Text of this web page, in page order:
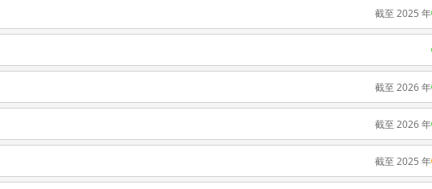
截至 2025 年
截至 2026 年
截至 2026 年
截至 2025 年